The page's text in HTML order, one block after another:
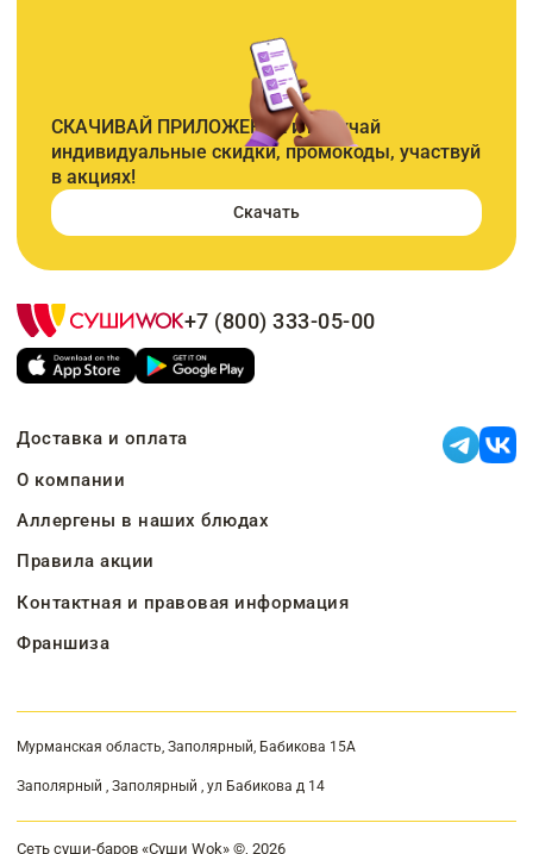
СКАЧИВАЙ ПРИЛОЖЕНИЕ и получай
индивидуальные скидки, промокоды, участвуй
в акциях!
Скачать
+7 (800) 333-05-00
Доставка и оплата
О компании
Аллергены в наших блюдах
Правила акции
Контактная и правовая информация
Франшиза
Мурманская область, Заполярный, Бабикова 15А
Заполярный , Заполярный , ул Бабикова д 14
Сеть суши-баров «Суши Wok» ©, 2026